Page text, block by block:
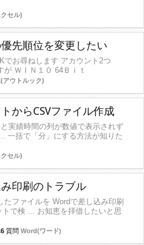
セル)
先順位を変更したい
でお尋ねします アカウント2つ
が ＷＩＮ１０ 64Ｂｉｔ
ウトルック)
からCSVファイル作成
実績時間の列が数値で表示されず
一括で「分」にする方法が知りた
セル)
印刷のトラブル
たファイルを Wordで差し込み印刷
で検 ... お知恵を拝借したいと思
質問 Word(ワード)